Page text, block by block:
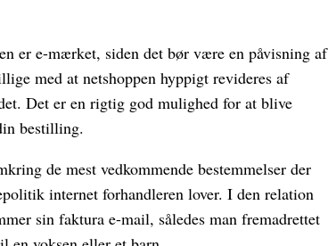
er e-mærket, siden det bør være en påvisning af
med at netshoppen hyppigt revideres af
Det er en rigtig god mulighed for at blive
bestilling.
de mest vedkommende bestemmelser der
internet forhandleren lover. I den relation
sin faktura e-mail, således man fremadrettet